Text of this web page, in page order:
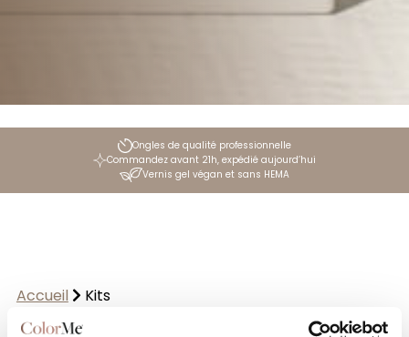
Ongles de qualité professionnelle
Commandez avant 21h, expédié aujourd’hui
Vernis gel végan et sans HEMA
Accueil Kits
Afficher le filtre